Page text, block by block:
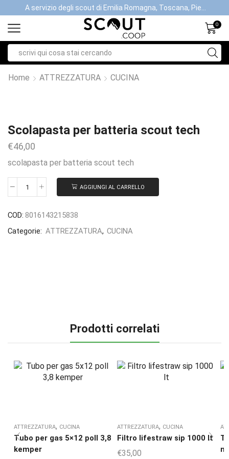
0
Home ATTREZZATURA CUCINA
Scolapasta per batteria scout tech
€46,00
scolapasta per batteria scout tech
AGGIUNGI AL CARRELLO
COD: 8016143215838
Categorie: ATTREZZATURA, CUCINA
Prodotti correlati
ATTREZZATURA, CUCINA
Tubo per gas 5×12 poll 3,8
kemper
ATTREZZATURA, CUCINA
Filtro lifestraw sip 1000 lt
€35,00